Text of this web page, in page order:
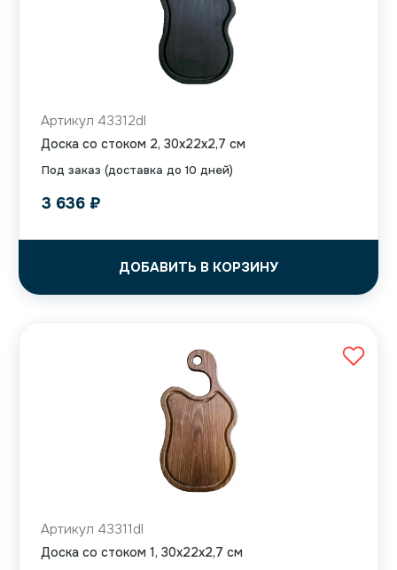
Под заказ (доставка до 10 дней)
Артикул 43312dl
Доска со стоком 2, 30x22x2,7 см
3 636 ₽
ДОБАВИТЬ В КОРЗИНУ
Артикул 43311dl
Доска со стоком 1, 30x22x2,7 см